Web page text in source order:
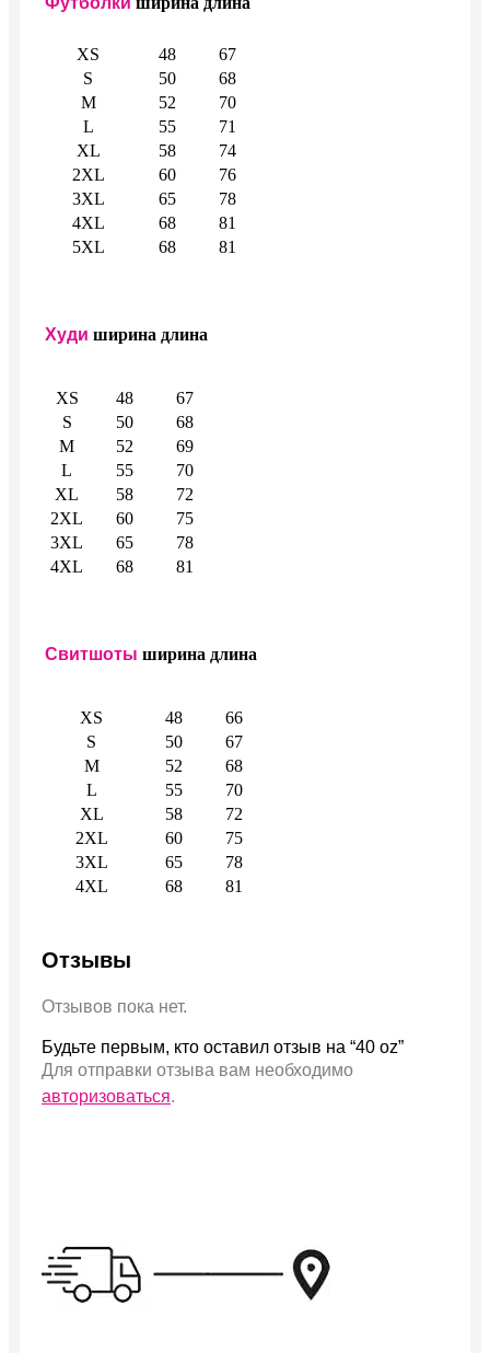
XS 48
67
S
50
68
M
52
70
L
55
71
XL
58
74
2XL
60
76
3XL
65
78
4XL
68
81
5XL
68 81
Худи ширина длина
XS 48
67
S
50
68
M
52
69
L
55
70
XL
58
72
2XL
60
75
3XL
65
78
4XL
68 81
Свитшоты ширина длина
XS 48
66
S
50
67
M
52
68
L
55
70
XL
58
72
2XL
60
75
3XL
65
78
4XL
68 81
Отзывы
Отзывов пока нет.
Будьте первым, кто оставил отзыв на “40 oz”
Для отправки отзыва вам необходимо
авторизоваться.